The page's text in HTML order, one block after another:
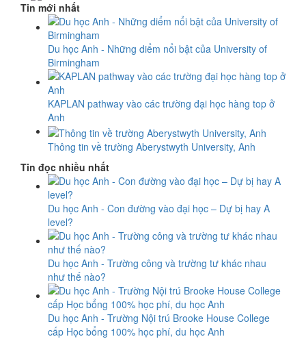
Tin mới nhất
Du học Anh - Những diểm nổi bật của University of
Birmingham
KAPLAN pathway vào các trường đại học hàng top ở
Anh
Thông tin về trường Aberystwyth University, Anh
Tin đọc nhiều nhất
Du học Anh - Con đường vào đại học – Dự bị hay A
level?
Du học Anh - Trường công và trường tư khác nhau
như thế nào?
Du học Anh - Trường Nội trú Brooke House College
cấp Học bổng 100% học phí, du học Anh